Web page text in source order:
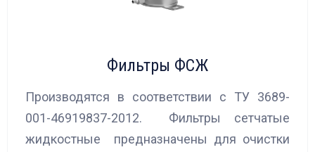
Фильтры ФСЖ
Производятся в соответствии с ТУ 3689-
001-46919837-2012. Фильтры сетчатые
жидкостные предназначены для очистки